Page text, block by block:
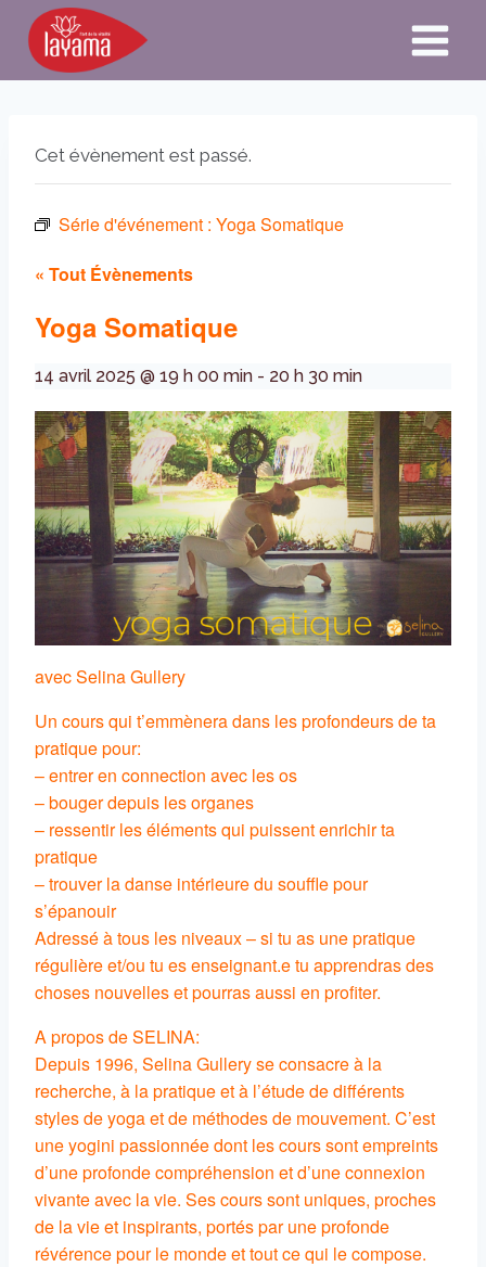
Aller
contenu
Cet évènement est passé.
Série d'événement : Yoga Somatique
« Tout Évènements
Yoga Somatique
14 avril 2025 @ 19 h 00 min - 20 h 30 min
avec Selina Gullery
Un cours qui t’emmènera dans les profondeurs de ta
pratique pour:
– entrer en connection avec les os
– bouger depuis les organes
– ressentir les éléments qui puissent enrichir ta
pratique
– trouver la danse intérieure du souffle pour
s’épanouir
Adressé à tous les niveaux – si tu as une pratique
régulière et/ou tu es enseignant.e tu apprendras des
choses nouvelles et pourras aussi en profiter.
A propos de SELINA:
Depuis 1996, Selina Gullery se consacre à la
recherche, à la pratique et à l’étude de différents
styles de yoga et de méthodes de mouvement. C’est
une yogini passionnée dont les cours sont empreints
d’une profonde compréhension et d’une connexion
vivante avec la vie. Ses cours sont uniques, proches
de la vie et inspirants, portés par une profonde
révérence pour le monde et tout ce qui le compose.